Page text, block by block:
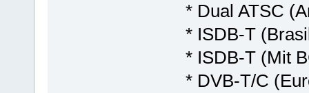
* Dual ATSC
* ISDB-T
* ISDB-T (Mit
* DVB-T/C